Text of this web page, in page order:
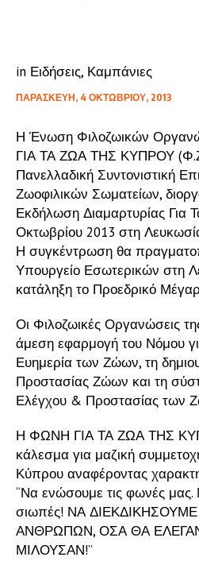
in Ειδήσεις, Καμπάνιες
ΠΑΡΑΣΚΕΥΉ, 4 ΟΚΤΩΒΡΊΟΥ, 2013
Η Ένωση Φιλοζωικών
ΓΙΑ ΤΑ ΖΩΑ ΤΗΣ ΚΥΠΡΟΥ
Πανελλαδική Συντονιστική
Ζωοφιλικών Σωματείων,
Εκδήλωση Διαμαρτυρίας Για
Οκτωβρίου 2013 στη
Η συγκέντρωση θα
Υπουργείο Εσωτερικών στη
κατάληξη το Προεδρικό
Οι Φιλοζωικές Οργανώσεις
άμεση εφαρμογή του Νόμου
Ευημερία των Ζώων, τη
Προστασίας Ζώων και τη
Ελέγχου & Προστασίας των
Η ΦΩΝΗ ΓΙΑ ΤΑ ΖΩΑ ΤΗΣ
κάλεσμα για μαζική
Κύπρου αναφέροντας
“Να ενώσουμε τις φωνές
σιωπές! ΝΑ
ΑΝΘΡΩΠΩΝ, ΟΣΑ ΘΑ
ΜΙΛΟΥΣΑΝ!”